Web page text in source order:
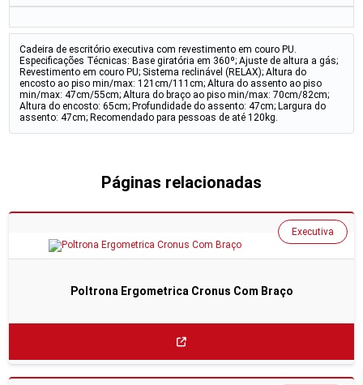
Cadeira de escritório executiva com revestimento em couro PU.
Especificações Técnicas: Base giratória em 360º; Ajuste de altura a gás;
Revestimento em couro PU; Sistema reclinável (RELAX); Altura do
encosto ao piso min/max: 121cm/111cm; Altura do assento ao piso
min/max: 47cm/55cm; Altura do braço ao piso min/max: 70cm/82cm;
Altura do encosto: 65cm; Profundidade do assento: 47cm; Largura do
assento: 47cm; Recomendado para pessoas de até 120kg.
Páginas relacionadas
Poltrona Ergometrica Cronus Com Braço
Executiva